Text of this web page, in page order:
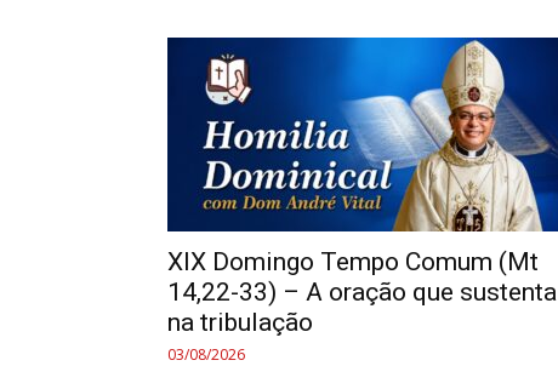
XIX Domingo Tempo Comum (Mt
14,22-33) – A oração que sustenta
na tribulação
03/08/2026